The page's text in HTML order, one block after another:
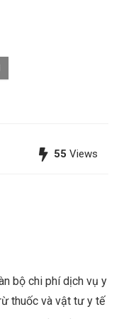
55 Views
bộ chi phí dịch vụ y
thuốc và vật tư y tế